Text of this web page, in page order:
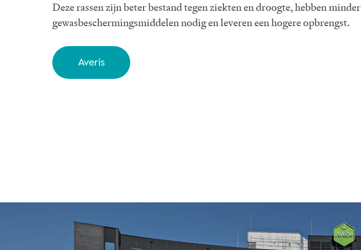
Deze rassen zijn beter bestand tegen ziekten en droogte, hebben minder
gewasbeschermingsmiddelen nodig en leveren een hogere opbrengst.
Averis